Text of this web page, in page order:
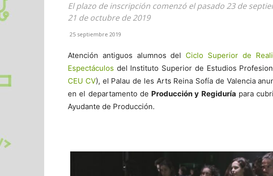
El plazo de inscripción comenzó el pasado 23 de
21 de octubre de 2019
25 septiembre 2019
Atención antiguos alumnos del Ciclo Superior de
Espectáculos del Instituto Superior de Estudios
CEU CV), el Palau de les Arts Reina Sofía de Valencia
en el departamento de Producción y Regiduría para
Ayudante de Producción.